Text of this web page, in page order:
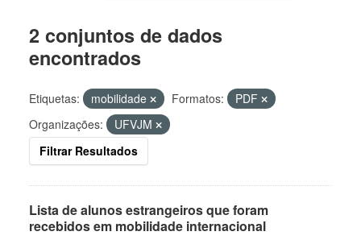
2 conjuntos de dados
encontrados
Etiquetas: mobilidade Formatos:
PDF
Organizações:
UFVJM
Filtrar Resultados
Lista de alunos estrangeiros que foram
recebidos em mobilidade internacional